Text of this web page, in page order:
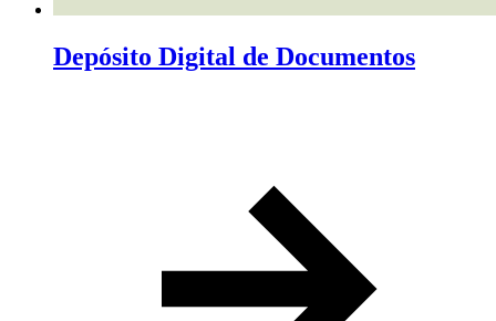
Depósito Digital de Documentos